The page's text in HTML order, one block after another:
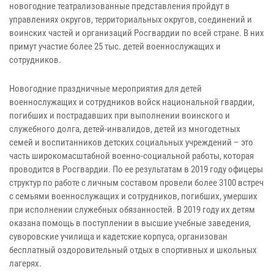
новогодние театрализованные представления пройдут в
управлениях округов, территориальных округов, соединений и
воинских частей и организаций Росгвардии по всей стране. В них
примут участие более 25 тыс. детей военнослужащих и
сотрудников.
Новогодние праздничные мероприятия для детей
военнослужащих и сотрудников войск национальной гвардии,
погибших и пострадавших при выполнении воинского и
служебного долга, детей-инвалидов, детей из многодетных
семей и воспитанников детских социальных учреждений – это
часть широкомасштабной военно-социальной работы, которая
проводится в Росгвардии. По ее результатам в 2019 году офицеры
структур по работе с личным составом провели более 3100 встреч
с семьями военнослужащих и сотрудников, погибших, умерших
при исполнении служебных обязанностей. В 2019 году их детям
оказана помощь в поступлении в высшие учебные заведения,
суворовские училища и кадетские корпуса, организован
бесплатный оздоровительный отдых в спортивных и школьных
лагерях.